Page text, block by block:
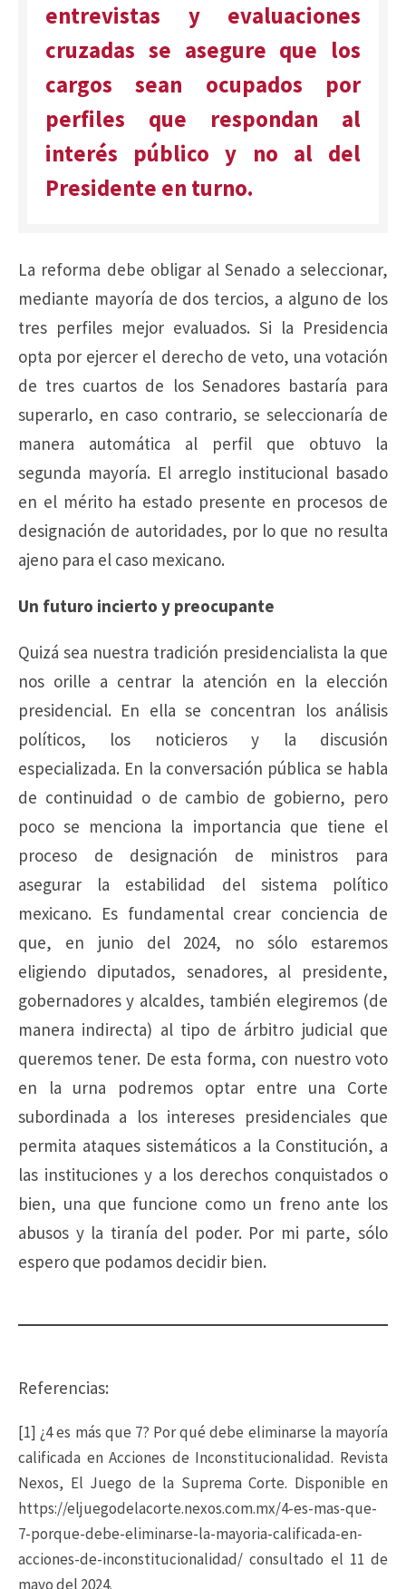
entrevistas y evaluaciones
cruzadas se asegure que los
cargos sean ocupados por
perfiles que respondan al
interés público y no al del
Presidente en turno.
La reforma debe obligar al Senado a seleccionar,
mediante mayoría de dos tercios, a alguno de los
tres perfiles mejor evaluados. Si la Presidencia
opta por ejercer el derecho de veto, una votación
de tres cuartos de los Senadores bastaría para
superarlo, en caso contrario, se seleccionaría de
manera automática al perfil que obtuvo la
segunda mayoría. El arreglo institucional basado
en el mérito ha estado presente en procesos de
designación de autoridades, por lo que no resulta
ajeno para el caso mexicano.
Un futuro incierto y preocupante
Quizá sea nuestra tradición presidencialista la que
nos orille a centrar la atención en la elección
presidencial. En ella se concentran los análisis
políticos, los noticieros y la discusión
especializada. En la conversación pública se habla
de continuidad o de cambio de gobierno, pero
poco se menciona la importancia que tiene el
proceso de designación de ministros para
asegurar la estabilidad del sistema político
mexicano. Es fundamental crear conciencia de
que, en junio del 2024, no sólo estaremos
eligiendo diputados, senadores, al presidente,
gobernadores y alcaldes, también elegiremos (de
manera indirecta) al tipo de árbitro judicial que
queremos tener. De esta forma, con nuestro voto
en la urna podremos optar entre una Corte
subordinada a los intereses presidenciales que
permita ataques sistemáticos a la Constitución, a
las instituciones y a los derechos conquistados o
bien, una que funcione como un freno ante los
abusos y la tiranía del poder. Por mi parte, sólo
espero que podamos decidir bien.
Referencias:
[1] ¿4 es más que 7? Por qué debe eliminarse la mayoría
calificada en Acciones de Inconstitucionalidad. Revista
Nexos, El Juego de la Suprema Corte. Disponible en
https://eljuegodelacorte.nexos.com.mx/4-es-mas-que-
7-porque-debe-eliminarse-la-mayoria-calificada-en-
acciones-de-inconstitucionalidad/ consultado el 11 de
mayo del 2024.